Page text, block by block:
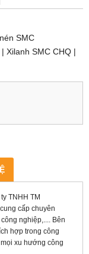
SMC
Xilanh SMC CHQ |
TNHH TM
cấp chuyên
nghiệp,.... Bên
hợp trong công
xu hướng công